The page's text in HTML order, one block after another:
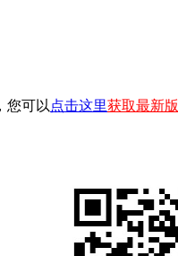
您可以 点击这里获取最新版